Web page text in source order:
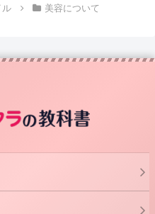
ル 美容について